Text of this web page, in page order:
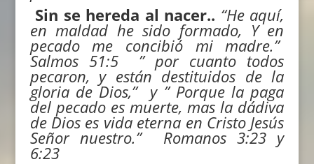
Sin se hereda al nacer.. “He aquí,
en maldad he sido formado, Y en
pecado me concibió mi madre.”
Salmos 51:5 ” por cuanto todos
pecaron, y están destituidos de la
gloria de Dios,” y ” Porque la paga
del pecado es muerte, mas la dádiva
de Dios es vida eterna en Cristo Jesús
Señor nuestro.” Romanos3:23 y
6:23